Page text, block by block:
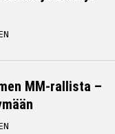
MM-rallista –